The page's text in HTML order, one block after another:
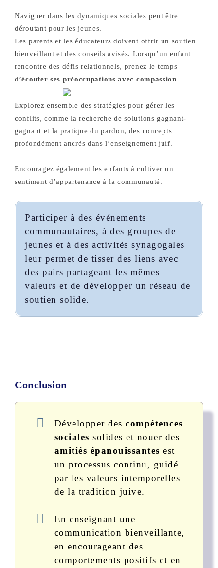
Naviguer dans les dynamiques sociales peut être
déroutant pour les jeunes.
Les parents et les éducateurs doivent offrir un soutien
bienveillant et des conseils avisés. Lorsqu’un enfant
rencontre des défis relationnels, prenez le temps
d’écouter ses préoccupations avec compassion.
Explorez ensemble des stratégies pour gérer les
conflits, comme la recherche de solutions gagnant-
gagnant et la pratique du pardon, des concepts
profondément ancrés dans l’enseignement juif.
Encouragez également les enfants à cultiver un
sentiment d’appartenance à la communauté.
Participer à des événements
communautaires, à des groupes de
jeunes et à des activités synagogales
leur permet de tisser des liens avec
des pairs partageant les mêmes
valeurs et de développer un réseau de
soutien solide.
Conclusion
Développer des compétences
sociales solides et nouer des
amitiés épanouissantes est
un processus continu, guidé
par les valeurs intemporelles
de la tradition juive.
En enseignant une
communication bienveillante,
en encourageant des
comportements positifs et en